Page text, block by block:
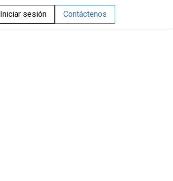
Iniciar sesión Contáctenos